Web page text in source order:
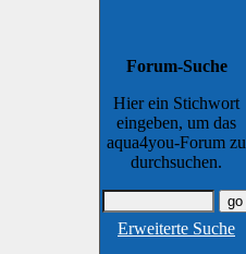
Forum-Suche
Hier ein Stichwort
eingeben, um das
aqua4you-Forum zu
durchsuchen.
Erweiterte Suche